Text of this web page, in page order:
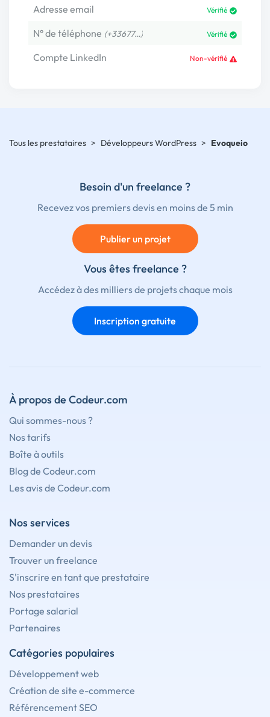
Adresse email Vérifié
N° de téléphone (+33677…) Vérifié
Compte LinkedIn Non-vérifié
Tous les prestataires > Développeurs WordPress > Evoqueio
Besoin d'un freelance ?
Recevez vos premiers devis en moins de 5 min
Publier un projet
Vous êtes freelance ?
Accédez à des milliers de projets chaque mois
Inscription gratuite
À propos de Codeur.com
Qui sommes-nous ?
Nos tarifs
Boîte à outils
Blog de Codeur.com
Les avis de Codeur.com
Nos services
Demander un devis
Trouver un freelance
S'inscrire en tant que prestataire
Nos prestataires
Portage salarial
Partenaires
Catégories populaires
Développement web
Création de site e-commerce
Référencement SEO